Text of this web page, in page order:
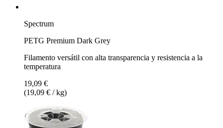
Spectrum
PETG Premium Dark Grey
Filamento versátil con alta transparencia y resistencia a la
temperatura
19,09 €
(19,09 € / kg)